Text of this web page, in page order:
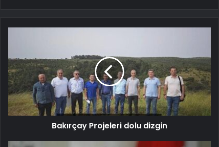
Bakırçay Projeleri dolu dizgin